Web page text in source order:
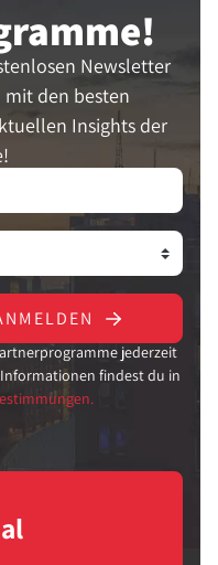
Newsletter
den besten
Insights der
jederzeit
findest du in